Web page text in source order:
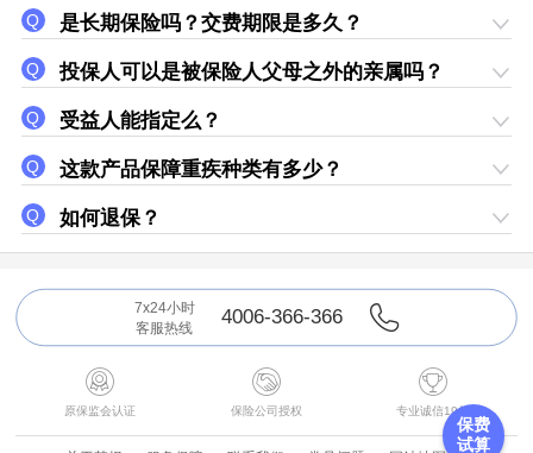
是长期保险吗？交费期限是多久？
投保人可以是被保险人父母之外的亲属吗？
受益人能指定么？
这款产品保障重疾种类有多少？
如何退保？
7x24小时
客服热线
4006-366-366

原保监会认证

保险公司授权

专业诚信19年
保费
试算